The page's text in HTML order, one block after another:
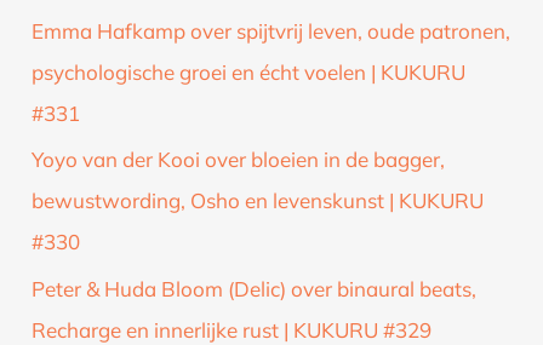
Emma Hafkamp over spijtvrij leven, oude patronen,
psychologische groei en écht voelen | KUKURU
#331
Yoyo van der Kooi over bloeien in de bagger,
bewustwording, Osho en levenskunst | KUKURU
#330
Peter & Huda Bloom (Delic) over binaural beats,
Recharge en innerlijke rust | KUKURU #329